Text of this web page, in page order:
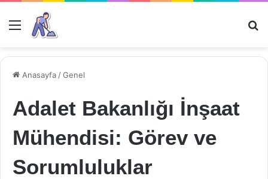
Menü
Anasayfa /Genel
Adalet Bakanlığı İnşaat
Mühendisi: Görev ve
Sorumluluklar